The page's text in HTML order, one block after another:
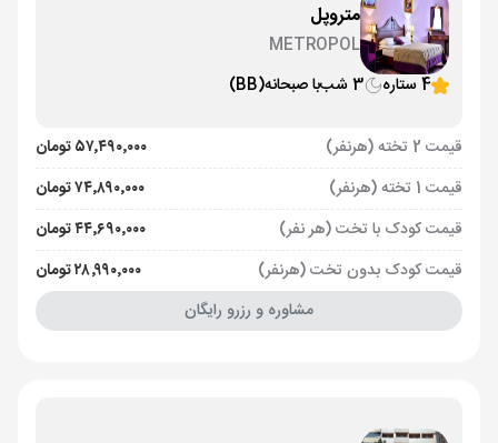
متروپل
METROPOL
4 ستاره
3 شب با صبحانه(BB)
قیمت 2 تخته (هرنفر)
۵۷٬۴۹۰٬۰۰۰ تومان
قیمت 1 تخته (هرنفر)
۷۴٬۸۹۰٬۰۰۰ تومان
قیمت کودک با تخت (هر نفر)
۴۴٬۶۹۰٬۰۰۰ تومان
قیمت کودک بدون تخت (هرنفر)
۲۸٬۹۹۰٬۰۰۰ تومان
مشاوره و رزرو رایگان